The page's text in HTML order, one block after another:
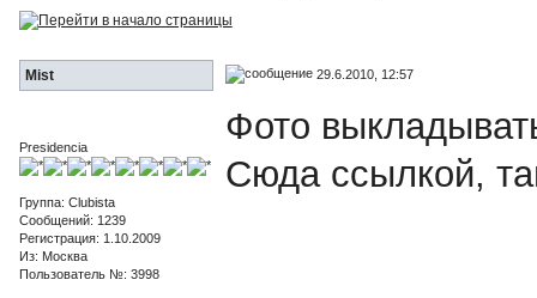
Mist 29.6.2010, 12:57
Presidencia
Группа: Clubista
Сообщений: 1239
Регистрация: 1.10.2009
Из: Москва
Пользователь №: 3998
Фото
Сюда ссылкой,